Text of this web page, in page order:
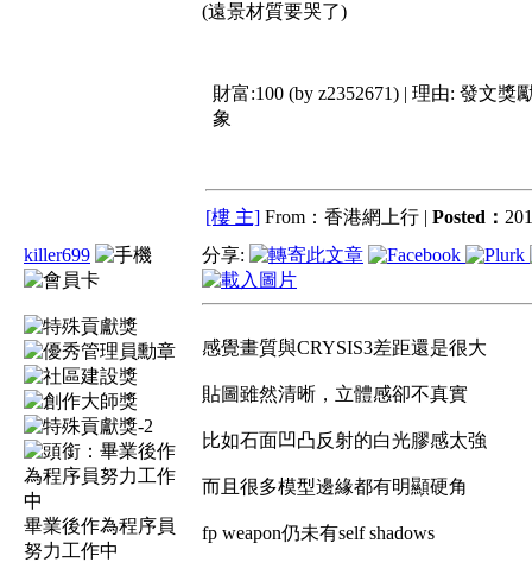
(遠景材質要哭了)
財富:100 (by z2352671) | 理由: 發文獎
象
[樓 主] From：香港網上行 | Posted：
killer699
畢業後作為程序員
努力工作中
分享:
感覺畫質與CRYSIS3差距還是很大
貼圖雖然清晰，立體感卻不真實
比如石面凹凸反射的白光膠感太強
而且很多模型邊緣都有明顯硬角
fp weapon仍未有self shadows